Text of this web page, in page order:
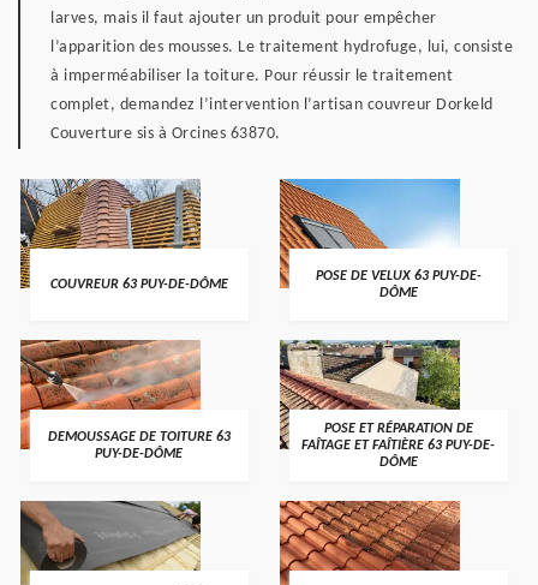
larves, mais il faut ajouter un produit pour empêcher
l’apparition des mousses. Le traitement hydrofuge, lui, consiste
à imperméabiliser la toiture. Pour réussir le traitement
complet, demandez l’intervention l’artisan couvreur Dorkeld
Couverture sis à Orcines 63870.
COUVREUR 63 PUY-DE-DÔME
POSE DE VELUX 63 PUY-DE-
DÔME
DEMOUSSAGE DE TOITURE 63
PUY-DE-DÔME
POSE ET RÉPARATION DE
FAÎTAGE ET FAÎTIÈRE 63 PUY-DE-
DÔME